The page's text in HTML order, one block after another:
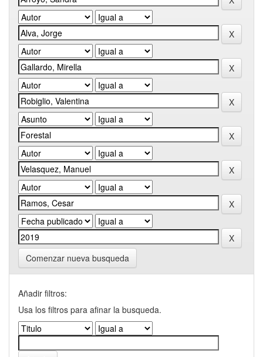
Comenzar nueva busqueda
Añadir filtros:
Usa los filtros para afinar la busqueda.